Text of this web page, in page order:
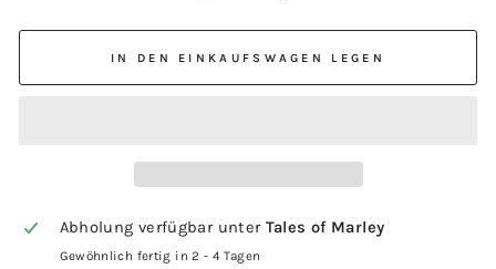
IN DEN EINKAUFSWAGEN LEGEN
Abholung verfügbar unter Tales of Marley
Gewöhnlich fertig in 2 - 4 Tagen